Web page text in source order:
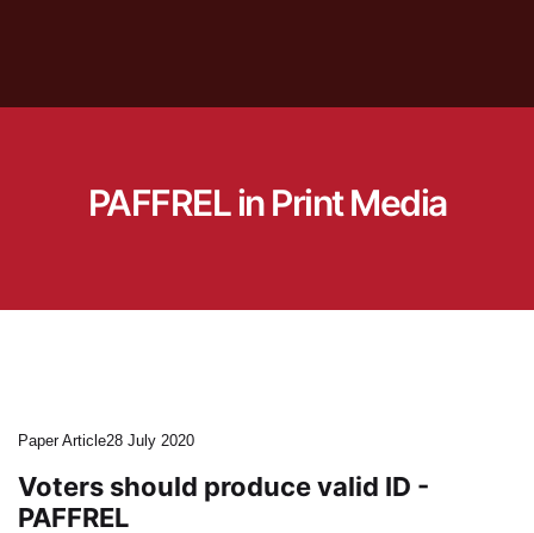
PAFFREL in Print Media
Paper Article28 July 2020
Voters should produce valid ID -
PAFFREL